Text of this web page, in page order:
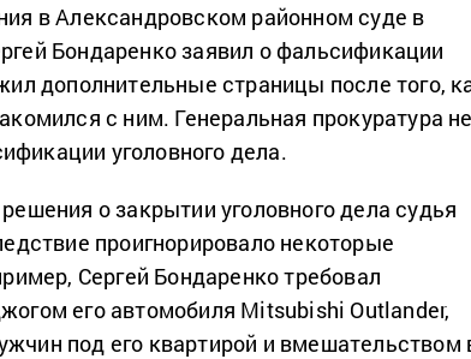
в Александровском районном суде в
Бондаренко заявил о фальсификации
дополнительные страницы после того,
с ним. Генеральная прокуратура
уголовного дела.
о закрытии уголовного дела судья
проигнорировало некоторые
Сергей Бондаренко требовал
его автомобиля Mitsubishi Outlander,
под его квартирой и вмешательством